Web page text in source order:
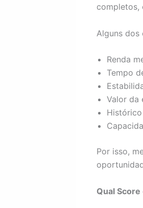
completos,
Alguns dos
Renda
Tempo
Valor da
Por isso,
Qual